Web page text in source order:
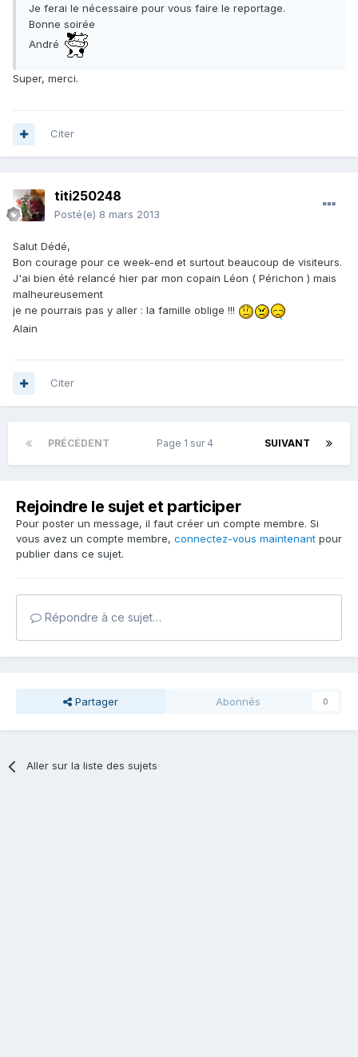
Je ferai le nécessaire pour vous faire le reportage.
Bonne soirée
André
Super, merci.
Citer
titi250248
Posté(e) 8 mars 2013
Salut Dédé,
Bon courage pour ce week-end et surtout beaucoup de visiteurs.
J'ai bien été relancé hier par mon copain Léon ( Périchon ) mais
malheureusement
je ne pourrais pas y aller : la famille oblige !!!
Alain
Citer
PRÉCÉDENT SUIVANT
Page 1 sur 4
Rejoindre le sujet et participer
Pour poster un message, il faut créer un compte membre. Si
vous avez un compte membre, connectez-vous maintenant pour
publier dans ce sujet.
Répondre à ce sujet…
Partager Abonnés 0
Aller sur la liste des sujets